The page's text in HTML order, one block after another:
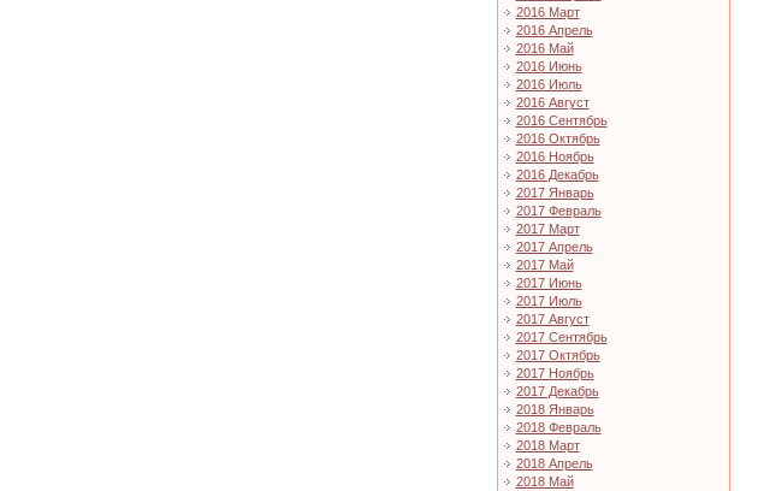
2016 Март
2016 Апрель
2016 Май
2016 Июнь
2016 Июль
2016 Август
2016 Сентябрь
2016 Октябрь
2016 Ноябрь
2016 Декабрь
2017 Январь
2017 Февраль
2017 Март
2017 Апрель
2017 Май
2017 Июнь
2017 Июль
2017 Август
2017 Сентябрь
2017 Октябрь
2017 Ноябрь
2017 Декабрь
2018 Январь
2018 Февраль
2018 Март
2018 Апрель
2018 Май